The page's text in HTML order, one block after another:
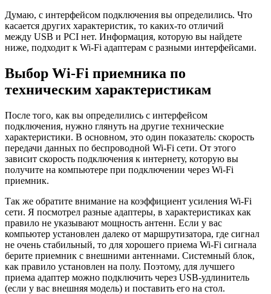
Думаю, с интерфейсом подключения вы определились. Что
касается других характеристик, то каких-то отличий
между USB и PCI нет. Информация, которую вы найдете
ниже, подходит к Wi-Fi адаптерам с разными интерфейсами.
Выбор Wi-Fi приемника по
техническим характеристикам
После того, как вы определились с интерфейсом
подключения, нужно глянуть на другие технические
характеристики. В основном, это один показатель: скорость
передачи данных по беспроводной Wi-Fi сети. От этого
зависит скорость подключения к интернету, которую вы
получите на компьютере при подключении через Wi-Fi
приемник.
Так же обратите внимание на коэффициент усиления Wi-Fi
сети. Я посмотрел разные адаптеры, в характеристиках как
правило не указывают мощность антенн. Если у вас
компьютер установлен далеко от маршрутизатора, где сигнал
не очень стабильный, то для хорошего приема Wi-Fi сигнала
берите приемник с внешними антеннами. Системный блок,
как правило установлен на полу. Поэтому, для лучшего
приема адаптер можно подключить через USB-удлинитель
(если у вас внешняя модель) и поставить его на стол.